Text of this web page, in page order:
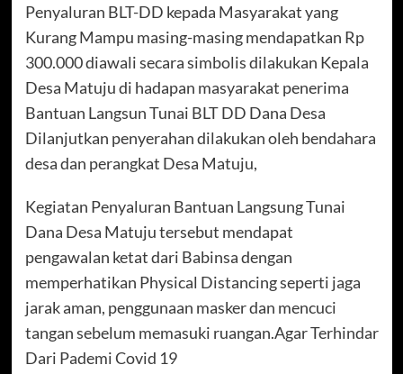
Penyaluran BLT-DD kepada Masyarakat yang
Kurang Mampu masing-masing mendapatkan Rp
300.000 diawali secara simbolis dilakukan Kepala
Desa Matuju di hadapan masyarakat penerima
Bantuan Langsun Tunai BLT DD Dana Desa
Dilanjutkan penyerahan dilakukan oleh bendahara
desa dan perangkat Desa Matuju,
Kegiatan Penyaluran Bantuan Langsung Tunai
Dana Desa Matuju tersebut mendapat
pengawalan ketat dari Babinsa dengan
memperhatikan Physical Distancing seperti jaga
jarak aman, penggunaan masker dan mencuci
tangan sebelum memasuki ruangan.Agar Terhindar
Dari Pademi Covid 19